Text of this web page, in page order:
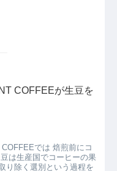
COFFEEが生豆を
では 焙煎前にコ
は生産国でコーヒーの果
り除く選別という過程を